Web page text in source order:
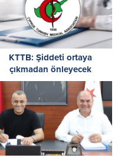
KTTB: Şiddeti ortaya
çıkmadan önleyecek
güçlendirmek
zorundayız